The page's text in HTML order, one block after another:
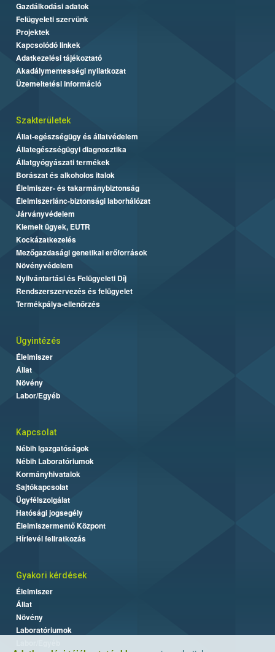
Gazdálkodási adatok
Felügyeleti szervünk
Projektek
Kapcsolódó linkek
Adatkezelési tájékoztató
Akadálymentességi nyilatkozat
Üzemeltetési információ
Szakterületek
Állat-egészségügy és állatvédelem
Állategészségügyi diagnosztika
Állatgyógyászati termékek
Borászat és alkoholos italok
Élelmiszer- és takarmánybiztonság
Élelmiszerlánc-biztonsági laborhálózat
Járványvédelem
Kiemelt ügyek, EUTR
Kockázatkezelés
Mezőgazdasági genetikai erőforrások
Növényvédelem
Nyilvántartási és Felügyeleti Díj
Rendszerszervezés és felügyelet
Termékpálya-ellenőrzés
Ügyintézés
Élelmiszer
Állat
Növény
Labor/Egyéb
Kapcsolat
Nébih Igazgatóságok
Nébih Laboratóriumok
Kormányhivatalok
Sajtókapcsolat
Ügyfélszolgálat
Hatósági jogsegély
Élelmiszermentő Központ
Hírlevél feliratkozás
Gyakori kérdések
Élelmiszer
Állat
Növény
Laboratóriumok